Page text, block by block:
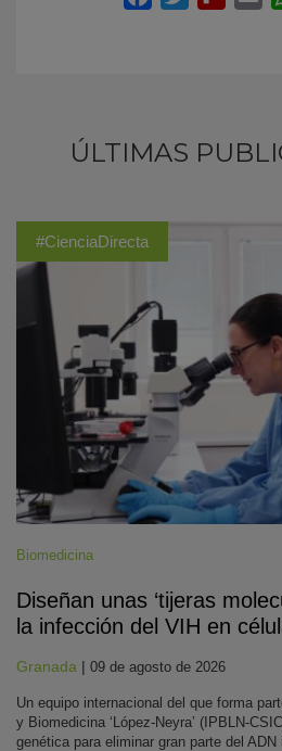
ÚLTIMAS
#CienciaDirecta
Biomedicina
Diseñan unas ‘tijeras
la infección del VIH en
Granada | 09 de agosto de 2026
Un equipo internacional del que forma
y Biomedicina ‘López-Neyra’ (IPBLN-
genética para eliminar gran parte del